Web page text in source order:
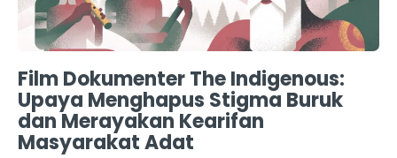
Film Dokumenter The Indigenous:
Upaya Menghapus Stigma Buruk
dan Merayakan Kearifan
Masyarakat Adat